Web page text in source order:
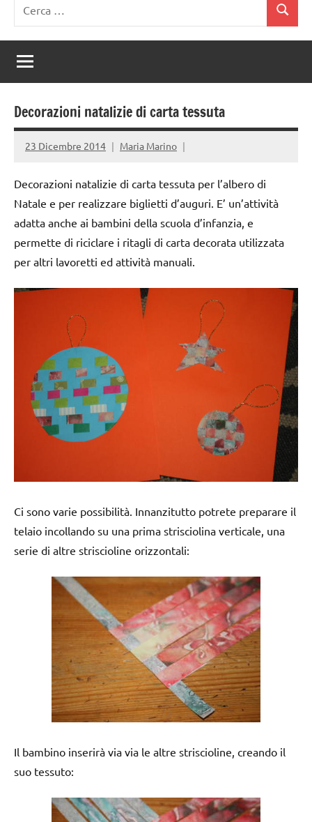
per:
Cerca
Decorazioni natalizie di carta tessuta
23 Dicembre 2014 Maria Marino
Decorazioni natalizie di carta tessuta per l’albero di
Natale e per realizzare biglietti d’auguri. E’ un’attività
adatta anche ai bambini della scuola d’infanzia, e
permette di riciclare i ritagli di carta decorata utilizzata
per altri lavoretti ed attività manuali.
Ci sono varie possibilità. Innanzitutto potrete preparare il
telaio incollando su una prima strisciolina verticale, una
serie di altre striscioline orizzontali:
Il bambino inserirà via via le altre striscioline, creando il
suo tessuto: